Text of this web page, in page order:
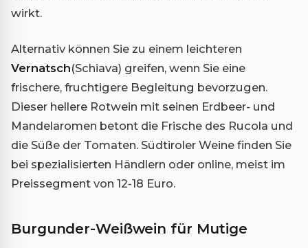
wirkt.
Alternativ können Sie zu einem leichteren
Vernatsch(Schiava) greifen, wenn Sie eine
frischere, fruchtigere Begleitung bevorzugen.
Dieser hellere Rotwein mit seinen Erdbeer- und
Mandelaromen betont die Frische des Rucola und
die Süße der Tomaten. Südtiroler Weine finden Sie
bei spezialisierten Händlern oder online, meist im
Preissegment von 12-18 Euro.
Burgunder-Weißwein für Mutige